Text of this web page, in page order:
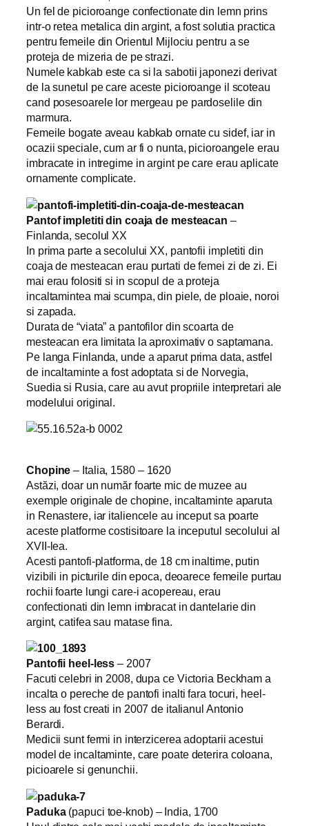
Un fel de picioroange confectionate din lemn prins
intr-o retea metalica din argint, a fost solutia practica
pentru femeile din Orientul Mijlociu pentru a se
proteja de mizeria de pe strazi.
Numele kabkab este ca si la sabotii japonezi derivat
de la sunetul pe care aceste picioroange il scoteau
cand posesoarele lor mergeau pe pardoselile din
marmura.
Femeile bogate aveau kabkab ornate cu sidef, iar in
ocazii speciale, cum ar fi o nunta, picioroangele erau
imbracate in intregime in argint pe care erau aplicate
ornamente complicate.
Pantof impletiti din coaja de mesteacan –
Finlanda, secolul XX
In prima parte a secolului XX, pantofii impletiti din
coaja de mesteacan erau purtati de femei zi de zi. Ei
mai erau folositi si in scopul de a proteja
incaltamintea mai scumpa, din piele, de ploaie, noroi
si zapada.
Durata de “viata” a pantofilor din scoarta de
mesteacan era limitata la aproximativ o saptamana.
Pe langa Finlanda, unde a aparut prima data, astfel
de incaltaminte a fost adoptata si de Norvegia,
Suedia si Rusia, care au avut propriile interpretari ale
modelului original.
Chopine – Italia, 1580 – 1620
Astăzi, doar un număr foarte mic de muzee au
exemple originale de chopine, incaltaminte aparuta
in Renastere, iar italiencele au inceput sa poarte
aceste platforme costisitoare la inceputul secolului al
XVII-lea.
Acesti pantofi-platforma, de 18 cm inaltime, putin
vizibili in picturile din epoca, deoarece femeile purtau
rochii foarte lungi care-i acopereau, erau
confectionati din lemn imbracat in dantelarie din
argint, catifea sau matase fina.
Pantofii heel-less – 2007
Facuti celebri in 2008, dupa ce Victoria Beckham a
incalta o pereche de pantofi inalti fara tocuri, heel-
less au fost creati in 2007 de italianul Antonio
Berardi.
Medicii sunt fermi in interzicerea adoptarii acestui
model de incaltaminte, care poate deterira coloana,
picioarele si genunchii.
Paduka (papuci toe-knob) – India, 1700